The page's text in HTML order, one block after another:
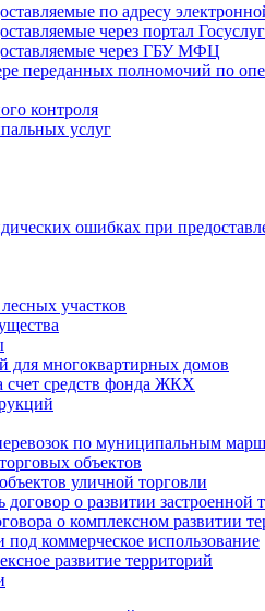
по адресу
через портал Госуслуг
через ГБУ МФЦ
переданных полномочий по
контроля
услуг
ошибках при
участков
многоквартирных домов
счет средств фонда ЖКХ
по муниципальным
объектов
уличной торговли
о развитии застроенной
о комплексном развитии
коммерческое использование
развитие территорий